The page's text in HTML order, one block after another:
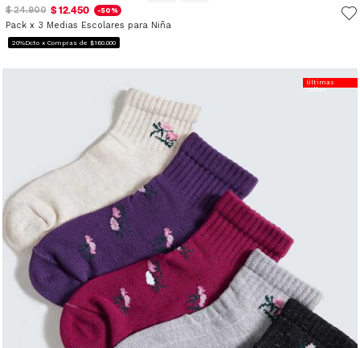
$ 24.900 $ 12.450 -50%
Pack x 3 Medias Escolares para Niña
20%Dcto x Compras de $160.000
Últimas
Tallas